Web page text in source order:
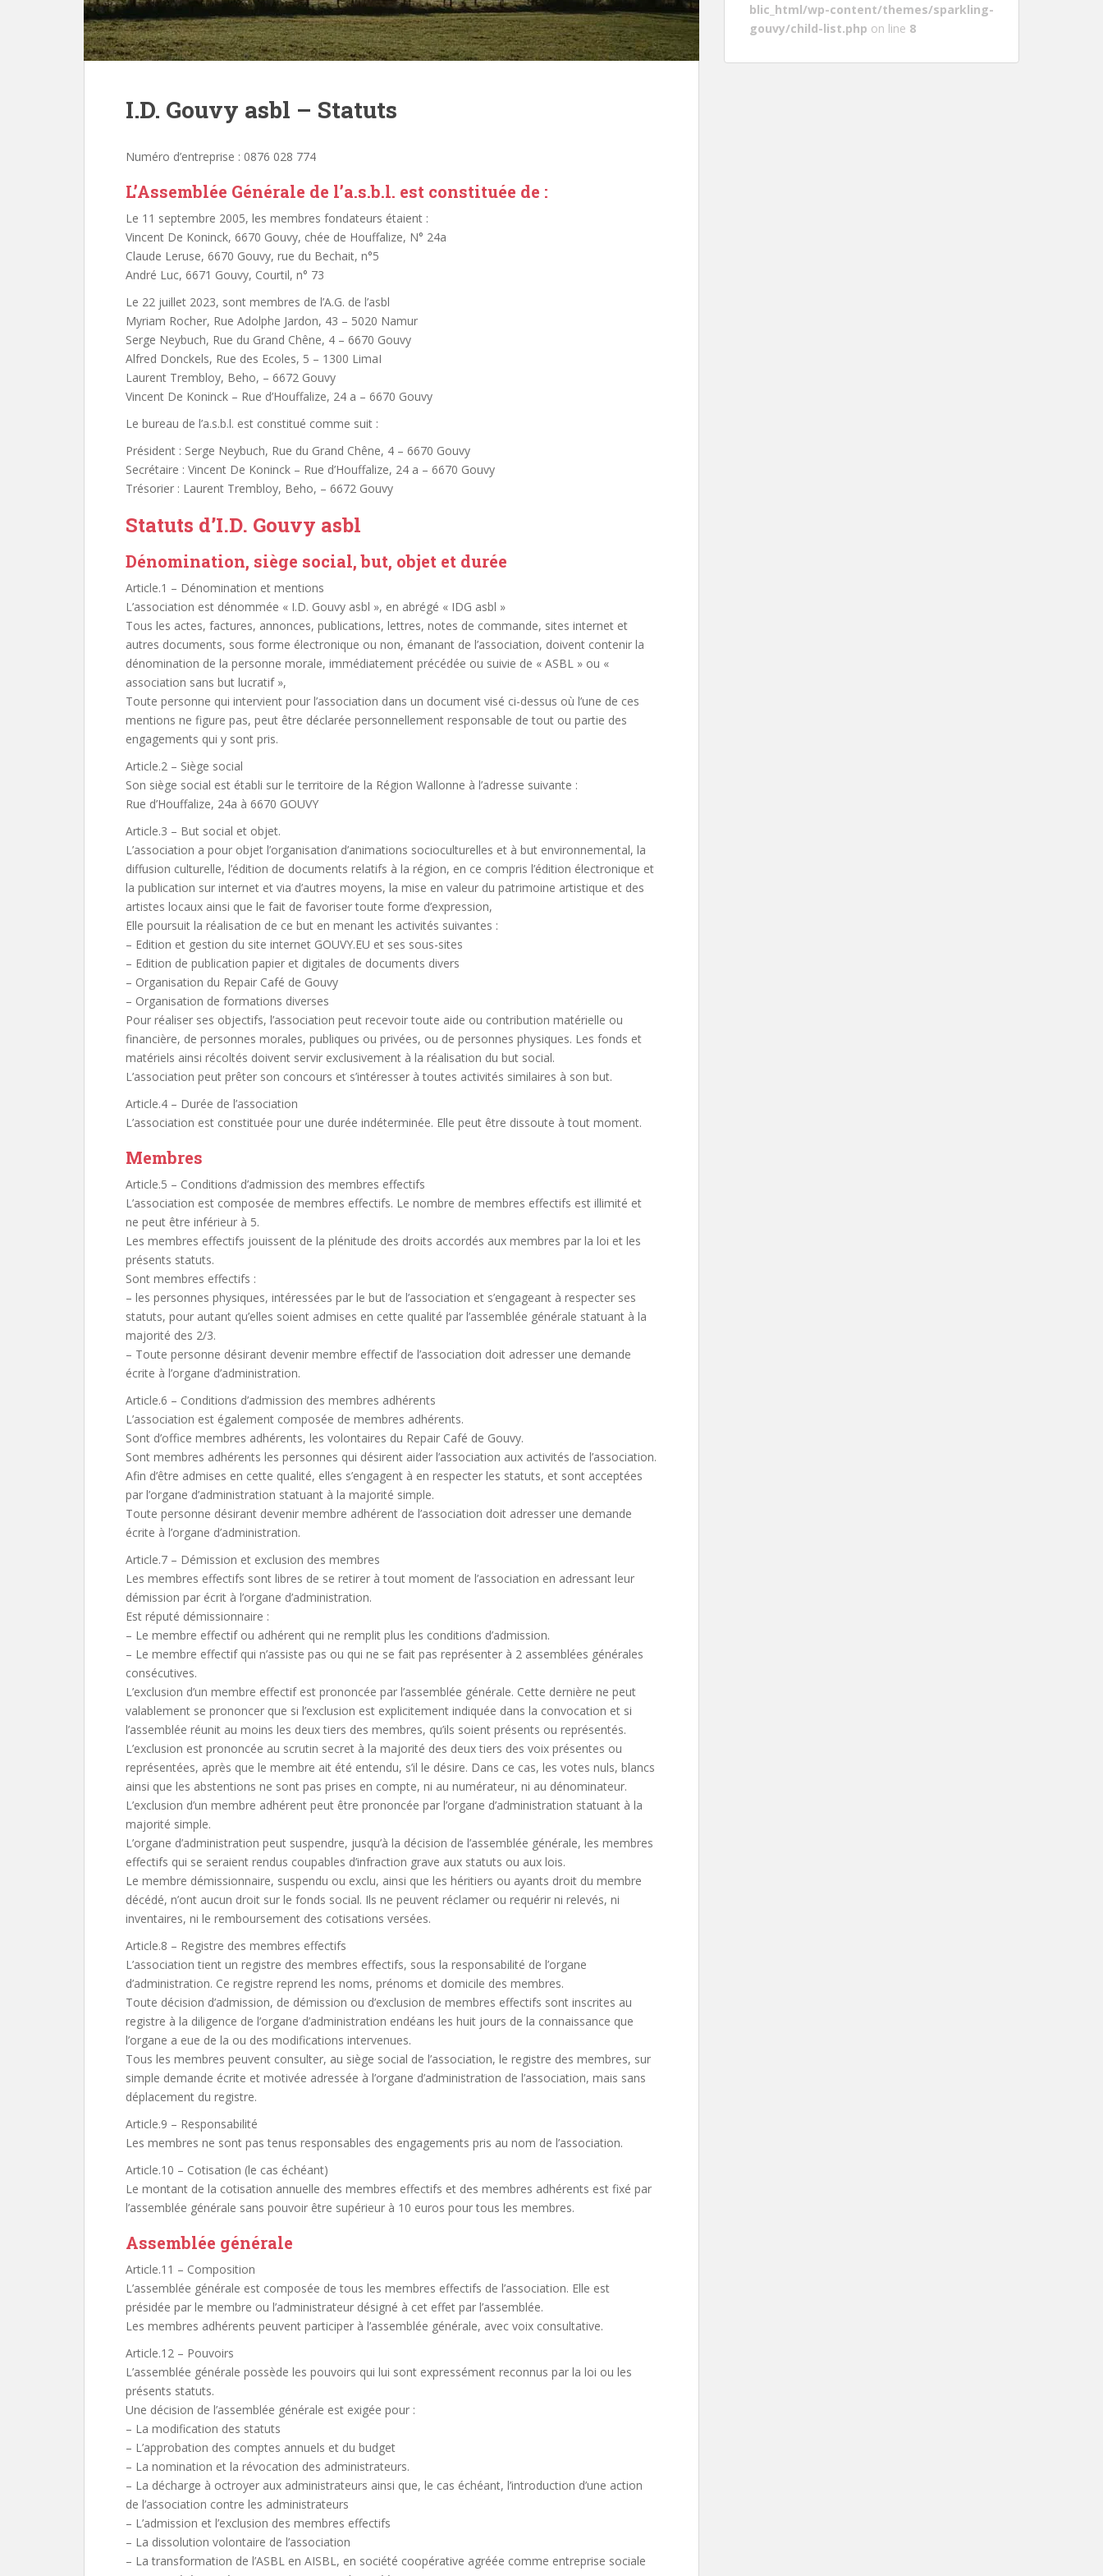
I.D. Gouvy asbl – Statuts
Numéro d’entreprise : 0876 028 774
L’Assemblée Générale de l’a.s.b.l. est constituée de :
Le 11 septembre 2005, les membres fondateurs étaient :
Vincent De Koninck, 6670 Gouvy, chée de Houffalize, N° 24a
Claude Leruse, 6670 Gouvy, rue du Bechait, n°5
André Luc, 6671 Gouvy, Courtil, n° 73
Le 22 juillet 2023, sont membres de l’A.G. de l’asbl
Myriam Rocher, Rue Adolphe Jardon, 43 – 5020 Namur
Serge Neybuch, Rue du Grand Chêne, 4 – 6670 Gouvy
Alfred Donckels, Rue des Ecoles, 5 – 1300 LimaI
Laurent Trembloy, Beho, – 6672 Gouvy
Vincent De Koninck – Rue d’Houffalize, 24 a – 6670 Gouvy
Le bureau de l’a.s.b.l. est constitué comme suit :
Président : Serge Neybuch, Rue du Grand Chêne, 4 – 6670 Gouvy
Secrétaire : Vincent De Koninck – Rue d’Houffalize, 24 a – 6670 Gouvy
Trésorier : Laurent Trembloy, Beho, – 6672 Gouvy
Statuts d’I.D. Gouvy asbl
Dénomination, siège social, but, objet et durée
Article.1 – Dénomination et mentions
L’association est dénommée « I.D. Gouvy asbl », en abrégé « IDG asbl »
Tous les actes, factures, annonces, publications, lettres, notes de commande, sites internet et
autres documents, sous forme électronique ou non, émanant de l’association, doivent contenir la
dénomination de la personne morale, immédiatement précédée ou suivie de « ASBL » ou «
association sans but lucratif »,
Toute personne qui intervient pour l’association dans un document visé ci-dessus où l’une de ces
mentions ne figure pas, peut être déclarée personnellement responsable de tout ou partie des
engagements qui y sont pris.
Article.2 – Siège social
Son siège social est établi sur le territoire de la Région Wallonne à l’adresse suivante :
Rue d’Houffalize, 24a à 6670 GOUVY
Article.3 – But social et objet.
L’association a pour objet l’organisation d’animations socioculturelles et à but environnemental, la
diffusion culturelle, l’édition de documents relatifs à la région, en ce compris l’édition électronique et
la publication sur internet et via d’autres moyens, la mise en valeur du patrimoine artistique et des
artistes locaux ainsi que le fait de favoriser toute forme d’expression,
Elle poursuit la réalisation de ce but en menant les activités suivantes :
– Edition et gestion du site internet GOUVY.EU et ses sous-sites
– Edition de publication papier et digitales de documents divers
– Organisation du Repair Café de Gouvy
– Organisation de formations diverses
Pour réaliser ses objectifs, l’association peut recevoir toute aide ou contribution matérielle ou
financière, de personnes morales, publiques ou privées, ou de personnes physiques. Les fonds et
matériels ainsi récoltés doivent servir exclusivement à la réalisation du but social.
L’association peut prêter son concours et s’intéresser à toutes activités similaires à son but.
Article.4 – Durée de l’association
L’association est constituée pour une durée indéterminée. Elle peut être dissoute à tout moment.
Membres
Article.5 – Conditions d’admission des membres effectifs
L’association est composée de membres effectifs. Le nombre de membres effectifs est illimité et
ne peut être inférieur à 5.
Les membres effectifs jouissent de la plénitude des droits accordés aux membres par la loi et les
présents statuts.
Sont membres effectifs :
– les personnes physiques, intéressées par le but de l’association et s’engageant à respecter ses
statuts, pour autant qu’elles soient admises en cette qualité par l’assemblée générale statuant à la
majorité des 2/3.
– Toute personne désirant devenir membre effectif de l’association doit adresser une demande
écrite à l’organe d’administration.
Article.6 – Conditions d’admission des membres adhérents
L’association est également composée de membres adhérents.
Sont d’office membres adhérents, les volontaires du Repair Café de Gouvy.
Sont membres adhérents les personnes qui désirent aider l’association aux activités de l’association.
Afin d’être admises en cette qualité, elles s’engagent à en respecter les statuts, et sont acceptées
par l’organe d’administration statuant à la majorité simple.
Toute personne désirant devenir membre adhérent de l’association doit adresser une demande
écrite à l’organe d’administration.
Article.7 – Démission et exclusion des membres
Les membres effectifs sont libres de se retirer à tout moment de l’association en adressant leur
démission par écrit à l’organe d’administration.
Est réputé démissionnaire :
– Le membre effectif ou adhérent qui ne remplit plus les conditions d’admission.
– Le membre effectif qui n’assiste pas ou qui ne se fait pas représenter à 2 assemblées générales
consécutives.
L’exclusion d’un membre effectif est prononcée par l’assemblée générale. Cette dernière ne peut
valablement se prononcer que si l’exclusion est explicitement indiquée dans la convocation et si
l’assemblée réunit au moins les deux tiers des membres, qu’ils soient présents ou représentés.
L’exclusion est prononcée au scrutin secret à la majorité des deux tiers des voix présentes ou
représentées, après que le membre ait été entendu, s’il le désire. Dans ce cas, les votes nuls, blancs
ainsi que les abstentions ne sont pas prises en compte, ni au numérateur, ni au dénominateur.
L’exclusion d’un membre adhérent peut être prononcée par l’organe d’administration statuant à la
majorité simple.
L’organe d’administration peut suspendre, jusqu’à la décision de l’assemblée générale, les membres
effectifs qui se seraient rendus coupables d’infraction grave aux statuts ou aux lois.
Le membre démissionnaire, suspendu ou exclu, ainsi que les héritiers ou ayants droit du membre
décédé, n’ont aucun droit sur le fonds social. Ils ne peuvent réclamer ou requérir ni relevés, ni
inventaires, ni le remboursement des cotisations versées.
Article.8 – Registre des membres effectifs
L’association tient un registre des membres effectifs, sous la responsabilité de l’organe
d’administration. Ce registre reprend les noms, prénoms et domicile des membres.
Toute décision d’admission, de démission ou d’exclusion de membres effectifs sont inscrites au
registre à la diligence de l’organe d’administration endéans les huit jours de la connaissance que
l’organe a eue de la ou des modifications intervenues.
Tous les membres peuvent consulter, au siège social de l’association, le registre des membres, sur
simple demande écrite et motivée adressée à l’organe d’administration de l’association, mais sans
déplacement du registre.
Article.9 – Responsabilité
Les membres ne sont pas tenus responsables des engagements pris au nom de l’association.
Article.10 – Cotisation (le cas échéant)
Le montant de la cotisation annuelle des membres effectifs et des membres adhérents est fixé par
l’assemblée générale sans pouvoir être supérieur à 10 euros pour tous les membres.
Assemblée générale
Article.11 – Composition
L’assemblée générale est composée de tous les membres effectifs de l’association. Elle est
présidée par le membre ou l’administrateur désigné à cet effet par l’assemblée.
Les membres adhérents peuvent participer à l’assemblée générale, avec voix consultative.
Article.12 – Pouvoirs
L’assemblée générale possède les pouvoirs qui lui sont expressément reconnus par la loi ou les
présents statuts.
Une décision de l’assemblée générale est exigée pour :
– La modification des statuts
– L’approbation des comptes annuels et du budget
– La nomination et la révocation des administrateurs.
– La décharge à octroyer aux administrateurs ainsi que, le cas échéant, l’introduction d’une action
de l’association contre les administrateurs
– L’admission et l’exclusion des membres effectifs
– La dissolution volontaire de l’association
– La transformation de l’ASBL en AISBL, en société coopérative agréée comme entreprise sociale
blic_html/wp-content/themes/sparkling-
gouvy/child-list.php on line 8